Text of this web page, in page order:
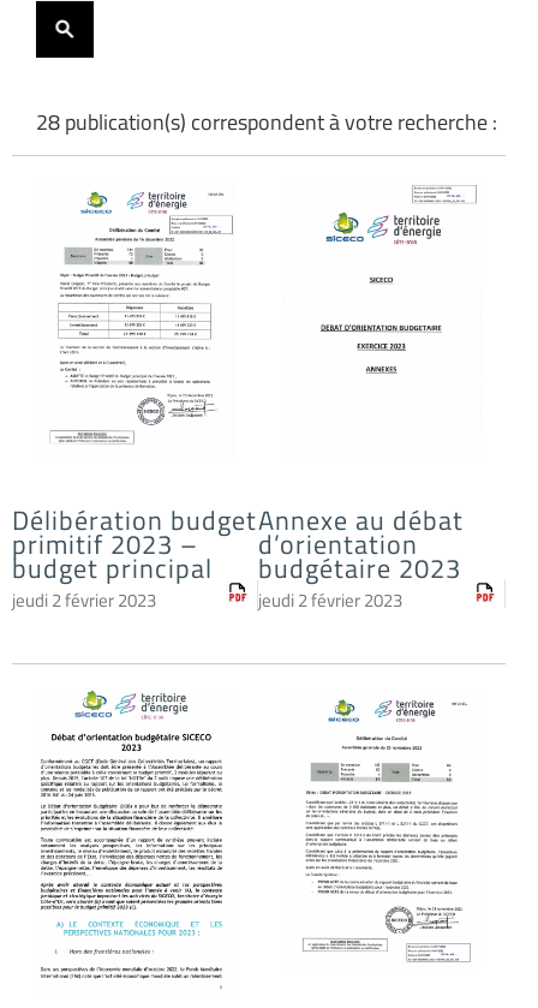
28 publication(s) correspondent à votre recherche :
Délibération budget
primitif 2023 –
budget principal
jeudi 2 février 2023
Annexe au débat
d’orientation
budgétaire 2023
jeudi 2 février 2023